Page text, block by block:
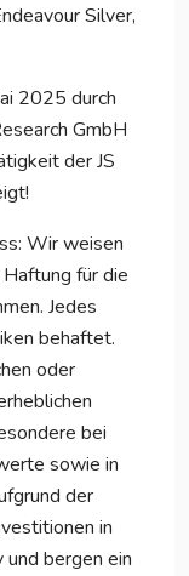
Silver,
2025 durch
GmbH
der JS
Wir weisen
für die
Jedes
behaftet.
oder
bei
sowie in
der
in
bergen ein